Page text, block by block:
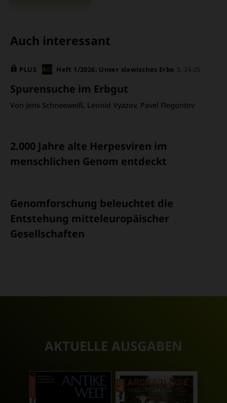
Auch interessant
PLUS Heft 1/2026: Unser slawisches Erbe S. 24-25
Spurensuche im Erbgut
Von Jens Schneeweiß, Leonid Vyazov, Pavel Flegontov
2.000 Jahre alte Herpesviren im
menschlichen Genom entdeckt
Genomforschung beleuchtet die
Entstehung mitteleuropäischer
Gesellschaften
AKTUELLE AUSGABEN